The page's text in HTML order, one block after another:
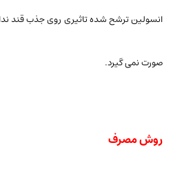
انسولین ترشح شده تاثیری روی جذب قند
صورت نمی گیرد.
روش مصرف